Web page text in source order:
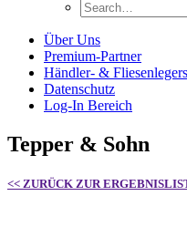
Über Uns
Premium-Partner
Händler- &
Datenschutz
Log-In Bereich
Tepper & Sohn
<< ZURÜCK ZUR